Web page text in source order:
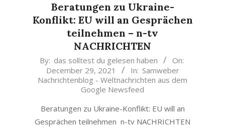
Beratungen zu Ukraine-
Konflikt: EU will an Gesprächen
teilnehmen – n-tv
NACHRICHTEN
2021-
29
By: das solltest du gelesen haben
On:
December 29, 2021
In: Samweber
Nachrichtenblog - Weltnachrichten aus dem
Google Newsfeed
Beratungen zu Ukraine-Konflikt: EU will an
Gesprächen teilnehmen n-tv NACHRICHTEN